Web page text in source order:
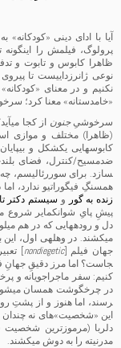
آیا با ادای دینی
پرولوگ، فیلمش را
ظاهرا کابوس و تابوت و
نوعی ژانرزدایی­ست تا
نکنیم و در معنای
«خام­دستانه» معنا کرد؛
سرخوشیِجنون از کجا
(ظاهرا) مختلف و موازی
کابوس­هایی یک­شکل و
ضدمسیح/کنترل، فضای
سازد. برای سوررئالیسم، چه
هم­سنگِ فیگوراتیو ندارد، اما
زنده به گور و سیستم دکتر
پیشِ پایِ شوانکمایر شروع
دل و روده­هایی که در هم
می­کشند. در وهله­ی اول،
جهان فیلم [nondiegetic
]
جاست؟ اما مرز دقیقِ جهانِ
کنیم: سفر ماجراجویانه و
در چرخ­گوشت هم­سان
رسند، اما هنوز و از پشتِ
این «شخصیت»های نه چندان
دل­ربا (مرموزترین شخصیت
مدرنیته را به دوش می­کشند.